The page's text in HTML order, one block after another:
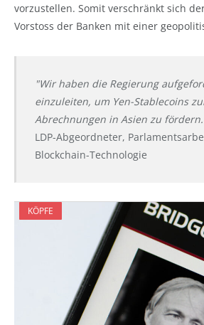
vorzustellen. Somit verschränkt sich
Vorstoss der Banken mit einer
"Wir haben die Regierung
einzuleiten, um Yen-Stablecoins
Abrechnungen in Asien zu
LDP-Abgeordneter,
Blockchain-Technologie
KÖPFE